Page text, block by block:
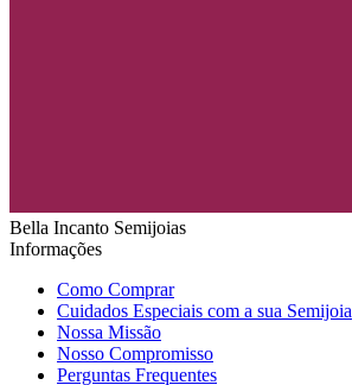
Bella Incanto Semijoias
Informações
Como Comprar
Cuidados Especiais com a sua Semijoia
Nossa Missão
Nosso Compromisso
Perguntas Frequentes